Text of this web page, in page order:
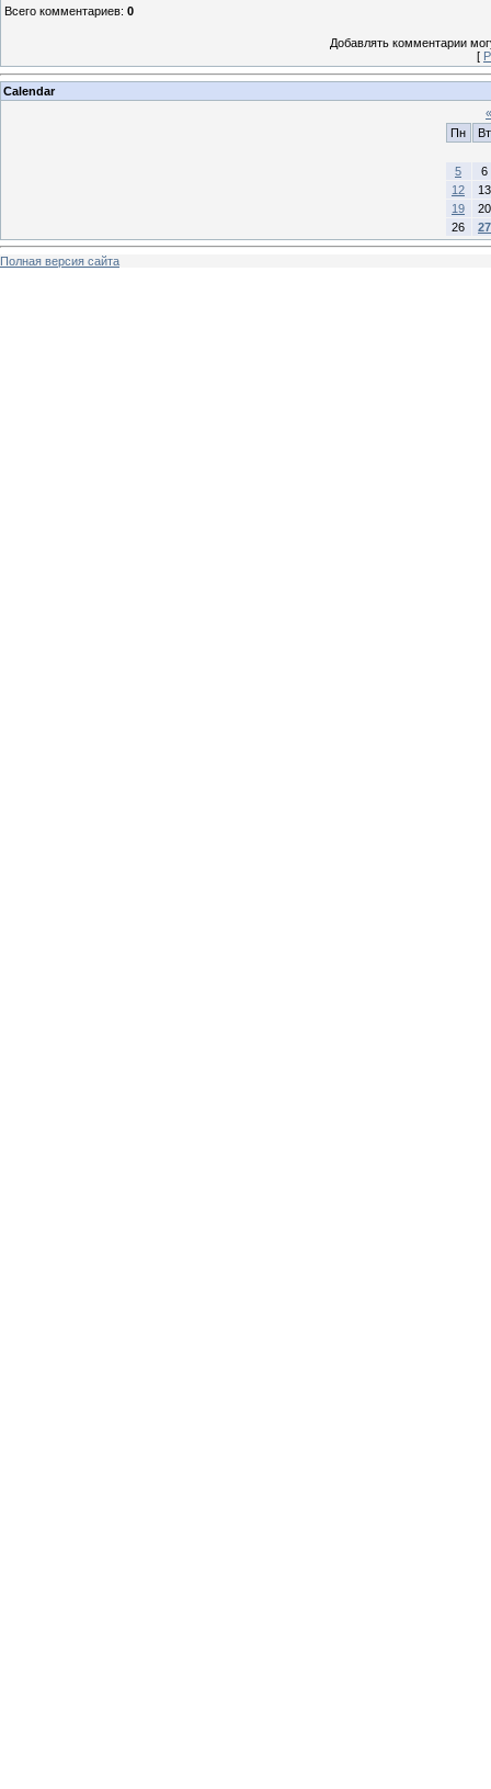
Всего комментариев: 0
Добавлять комментарии
[
Calendar
«
Пн
Вт
5
6
12
13
19
20
26
27
Полная версия сайта